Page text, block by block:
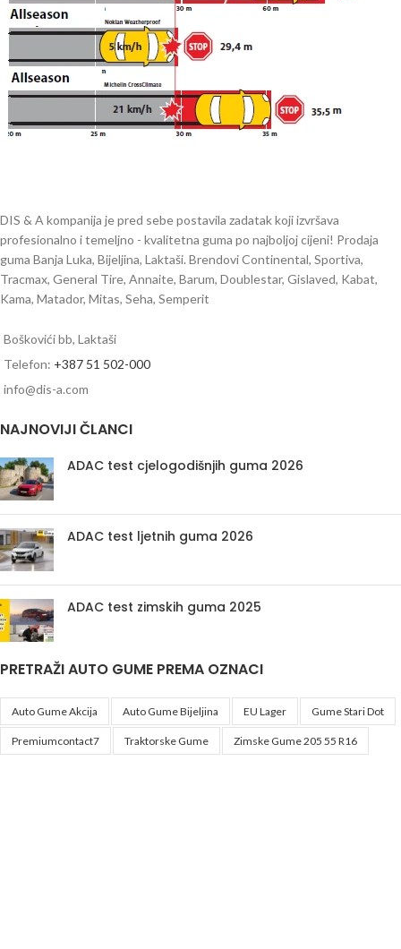
DIS & A kompanija je pred sebe postavila zadatak koji izvršava
profesionalno i temeljno - kvalitetna guma po najboljoj cijeni! Prodaja
guma Banja Luka, Bijeljina, Laktaši. Brendovi Continental, Sportiva,
Tracmax, General Tire, Annaite, Barum, Doublestar, Gislaved, Kabat,
Kama, Matador, Mitas, Seha, Semperit
Boškovići bb, Laktaši
Telefon: +387 51 502-000
info@dis-a.com
NAJNOVIJI ČLANCI
ADAC test cjelogodišnjih guma 2026
ADAC test ljetnih guma 2026
ADAC test zimskih guma 2025
PRETRAŽI AUTO GUME PREMA OZNACI
Auto Gume Akcija Auto Gume Bijeljina EU Lager Gume Stari Dot
Premiumcontact7 Traktorske Gume Zimske Gume 205 55 R16